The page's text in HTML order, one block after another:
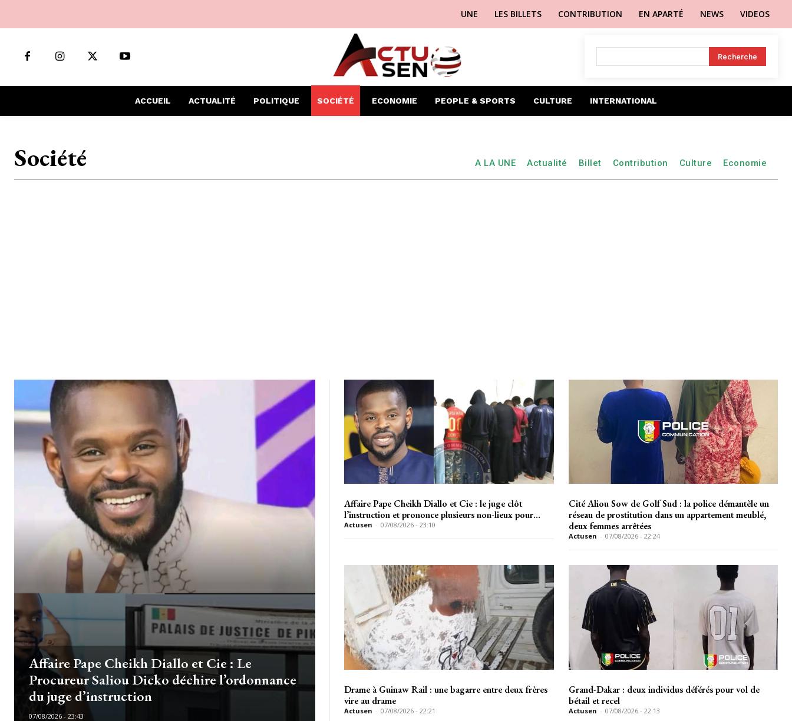
UNE LES BILLETS CONTRIBUTION EN APARTÉ NEWS VIDEOS
Recherche
ACCUEIL ACTUALITÉ POLITIQUE SOCIÉTÉ ECONOMIE PEOPLE & SPORTS CULTURE INTERNATIONAL
Société A LA UNE Actualité Billet Contribution Culture Economie
Affaire Pape Cheikh Diallo et Cie : Le
Procureur Saliou Dicko déchire l’ordonnance
du juge d’instruction
07/08/2026 - 23:43
Affaire Pape Cheikh Diallo et Cie : le juge clôt
l’instruction et prononce plusieurs non-lieux pour…
Actusen - 07/08/2026 - 23:10
Cité Aliou Sow de Golf Sud : la police démantèle un
réseau de prostitution dans un appartement meublé,
deux femmes arrêtées
Actusen - 07/08/2026 - 22:24
Drame à Guinaw Rail : une bagarre entre deux frères
vire au drame
Actusen - 07/08/2026 - 22:21
Grand-Dakar : deux individus déférés pour vol de
bétail et recel
Actusen - 07/08/2026 - 22:13